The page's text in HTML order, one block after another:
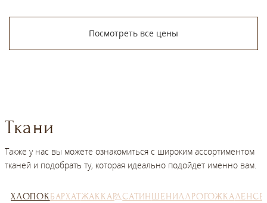
Посмотреть все цены
Ткани
Также у нас вы можете ознакомиться с широким ассортиментом
тканей и подобрать ту, которая идеально подойдет именно вам.
ХЛОПОКБАРХАТЖАККАРДСАТИНШЕНИЛЛРОГОЖКАЛЕН